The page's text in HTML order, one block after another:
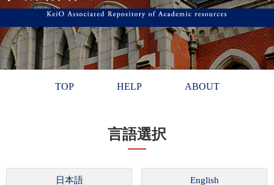
TOP HELP ABOUT
言語選択